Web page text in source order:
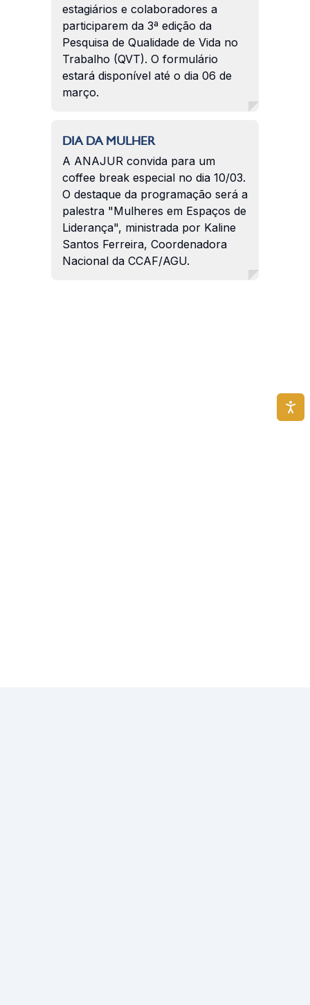
estagiários e colaboradores a
participarem da 3ª edição da
Pesquisa de Qualidade de Vida no
Trabalho (QVT). O formulário
estará disponível até o dia 06 de
março.
DIA DA MULHER
A ANAJUR convida para um
coffee break especial no dia 10/03.
O destaque da programação será a
palestra "Mulheres em Espaços de
Liderança", ministrada por Kaline
Santos Ferreira, Coordenadora
Nacional da CCAF/AGU.